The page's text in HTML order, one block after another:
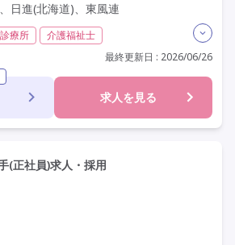
日進(北海道)、東風連
療所
介護福祉士
初任者研修(ヘルパー2級)
時間以内 残業ほぼなし
常勤
費支給
年間休日120日以上
定年60歳以上
最終更新日 : 2026/06/26
求人を見る
(正社員)求人・採用